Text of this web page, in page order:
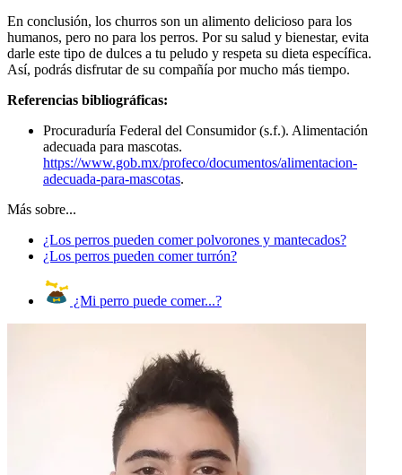
En conclusión, los churros son un alimento delicioso para los
humanos, pero no para los perros. Por su salud y bienestar, evita
darle este tipo de dulces a tu peludo y respeta su dieta específica.
Así, podrás disfrutar de su compañía por mucho más tiempo.
Referencias bibliográficas:
Procuraduría Federal del Consumidor (s.f.). Alimentación
adecuada para mascotas.
https://www.gob.mx/profeco/documentos/alimentacion-
adecuada-para-mascotas.
Más sobre...
¿Los perros pueden comer polvorones y mantecados?
¿Los perros pueden comer turrón?
¿Mi perro puede comer...?